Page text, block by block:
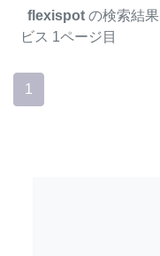
flexispot の検索結果
ビス 1ページ目
1